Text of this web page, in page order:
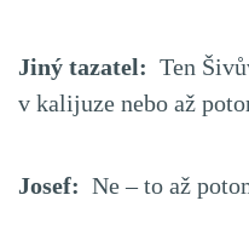
Jiný tazatel: Ten
v kalijuze nebo až
Josef: Ne – to až